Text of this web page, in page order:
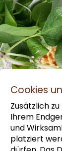
Cookies
Zusätzlich
Ihrem
und
platziert